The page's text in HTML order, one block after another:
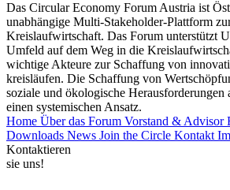
Das Circular Economy Forum Austria ist
unabhängige Multi-Stakeholder-Plattform
Kreislaufwirtschaft. Das Forum unterstützt
Umfeld auf dem Weg in die
wichtige Akteure zur Schaffung von
kreisläufen. Die Schaffung von
soziale und ökologische Herausforderungen
einen systemischen Ansatz.
Home Über das Forum Vorstand & Advisor
Downloads News Join the Circle Kontakt
Kontaktieren
sie uns!